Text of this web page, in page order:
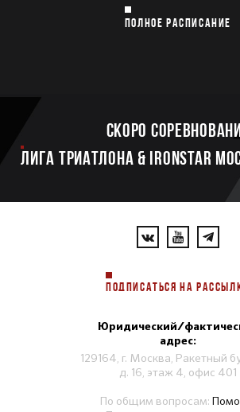
ПОЛНОЕ РАСПИСАНИЕ
Скоро
ЛИГА ТРИАТЛОНА & IRONSTAR
ПОДПИСАТЬСЯ НА
Юридический/
адрес:
129164, г. Москва, Ракетный
д. 16, этаж 4, офис 401
По общим вопросам: